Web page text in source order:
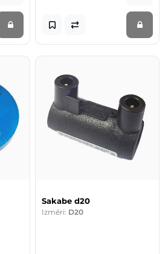
Sakabe d20
Izmēri: D20